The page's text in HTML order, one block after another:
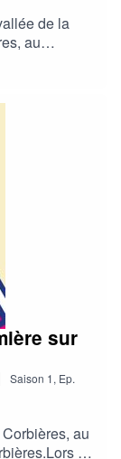
de la
au
ce 15eme
de
colossal
vins sont
sur
Saison 1, Ep.
au
de